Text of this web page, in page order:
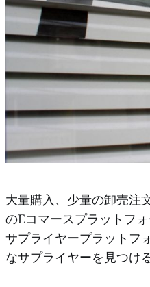
大量購入、少量の卸売注
のEコマースプラットフ
サプライヤープラットフ
なサプライヤーを見つけ